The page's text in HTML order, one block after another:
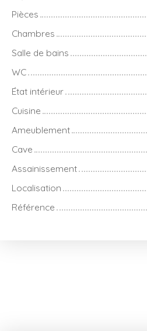
Pièces
Chambres
Salle de bains
WC
État intérieur
Cuisine
Ameublement
Cave
Assainissement
Localisation
Référence